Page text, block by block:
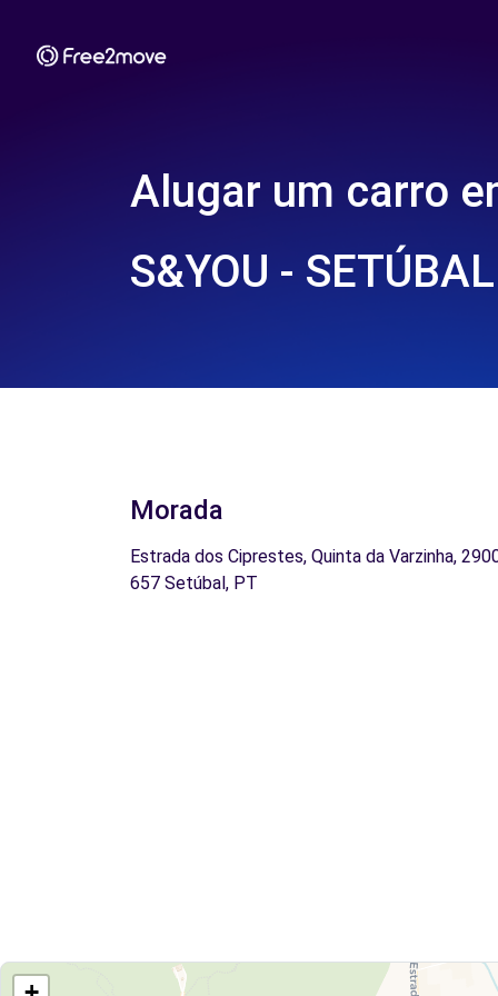
Alugar um carro
S&YOU -
Morada
Estrada dos Ciprestes, Quinta da Varzinha,
657 Setúbal, PT